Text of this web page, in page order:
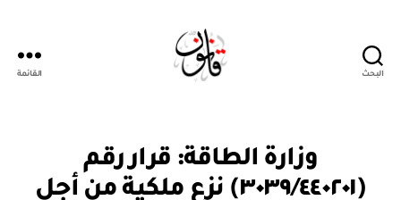
البحث القائمة
وزارة الطاقة: قرار رقم
(٣٠٣٩/٤٤٠٢٠١) نزع ملكية من أجل